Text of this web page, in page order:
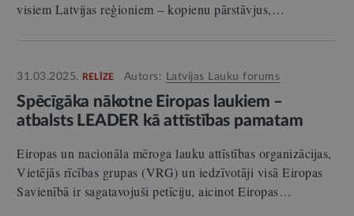
visiem Latvijas reģioniem – kopienu pārstāvjus,…
31.03.2025. RELĪZE Autors: Latvijas Lauku forums
Spēcīgāka nākotne Eiropas laukiem –
atbalsts LEADER kā attīstības pamatam
Eiropas un nacionāla mēroga lauku attīstības organizācijas,
Vietējās rīcības grupas (VRG) un iedzīvotāji visā Eiropas
Savienībā ir sagatavojuši petīciju, aicinot Eiropas…